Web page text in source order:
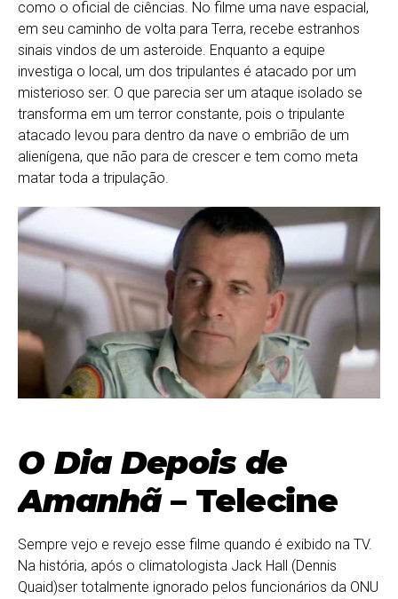
como o oficial de ciências. No filme uma nave espacial,
em seu caminho de volta para Terra, recebe estranhos
sinais vindos de um asteroide. Enquanto a equipe
investiga o local, um dos tripulantes é atacado por um
misterioso ser. O que parecia ser um ataque isolado se
transforma em um terror constante, pois o tripulante
atacado levou para dentro da nave o embrião de um
alienígena, que não para de crescer e tem como meta
matar toda a tripulação.
O Dia Depois de
Amanhã– Telecine
Sempre vejo e revejo esse filme quando é exibido na TV.
Na história, após o climatologista Jack Hall (Dennis
Quaid)ser totalmente ignorado pelos funcionários da ONU